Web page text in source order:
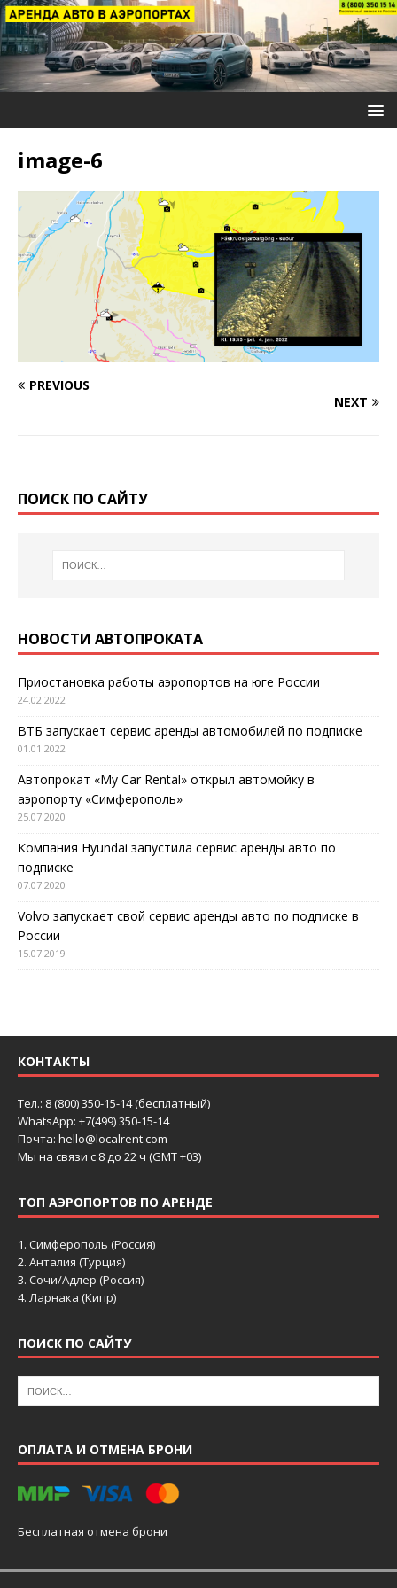
image-6
PREVIOUS
NEXT
ПОИСК ПО САЙТУ
НОВОСТИ АВТОПРОКАТА
Приостановка работы аэропортов на юге России
24.02.2022
ВТБ запускает сервис аренды автомобилей по подписке
01.01.2022
Автопрокат «My Car Rental» открыл автомойку в
аэропорту «Симферополь»
25.07.2020
Компания Hyundai запустила сервис аренды авто по
подписке
07.07.2020
Volvo запускает свой сервис аренды авто по подписке в
России
15.07.2019
КОНТАКТЫ
Тел.: 8 (800) 350-15-14 (бесплатный)
WhatsApp: +7(499) 350-15-14
Почта: hello@localrent.com
Мы на связи с 8 до 22 ч (GMT +03)
ТОП АЭРОПОРТОВ ПО АРЕНДЕ
1. Симферополь (Россия)
2. Анталия (Турция)
3. Сочи/Адлер (Россия)
4. Ларнака (Кипр)
ПОИСК ПО САЙТУ
ОПЛАТА И ОТМЕНА БРОНИ
Бесплатная отмена брони